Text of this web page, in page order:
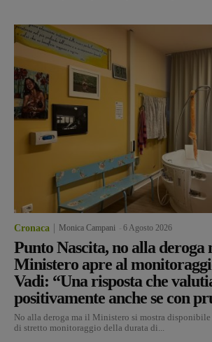
Cronaca Monica Campani 6 Agosto 2026
Punto Nascita, no alla deroga
Ministero apre al
Vadi: “Una risposta che
positivamente anche se con
No alla deroga ma il Ministero si mostra
di stretto monitoraggio della durata di...